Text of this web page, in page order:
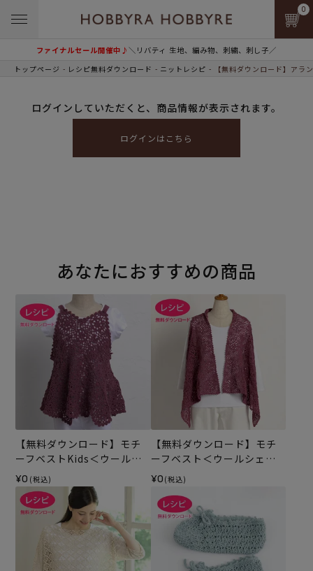
ファイナルセール開催中♪＼リバティ 生地、編み物、刺繍、刺し子／
0
トップページ レシピ無料ダウンロード ニットレシピ 【無料ダウンロード】アラ
ログインしていただくと、商品情報が表示されます。
ログインはこちら
あなたにおすすめの商品
【無料ダウンロード】モチ
ーフベストKids＜ウールシ
ェイプ＞（レシピ）
¥0 (税込)
【無料ダウンロード】モチ
ーフベスト＜ウールシェイ
プ＞（レシピ）
¥0 (税込)